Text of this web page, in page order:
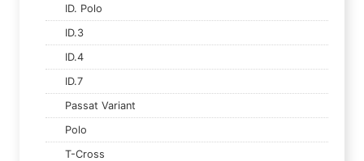
ID. Polo
ID.3
ID.4
ID.7
Passat Variant
Polo
T-Cross